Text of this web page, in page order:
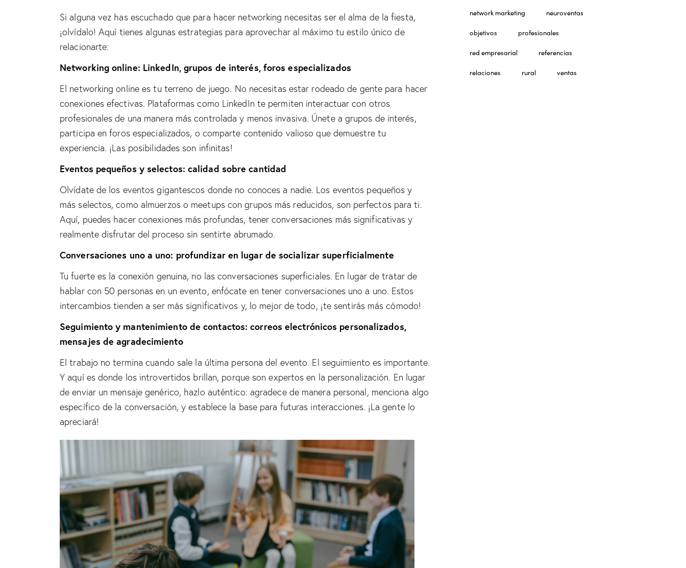
Si alguna vez has escuchado que para hacer networking necesitas ser el alma de la fiesta,
¡olvídalo! Aquí tienes algunas estrategias para aprovechar al máximo tu estilo único de
relacionarte:
Networking online: LinkedIn, grupos de interés, foros especializados
El networking online es tu terreno de juego. No necesitas estar rodeado de gente para hacer
conexiones efectivas. Plataformas como LinkedIn te permiten interactuar con otros
profesionales de una manera más controlada y menos invasiva. Únete a grupos de interés,
participa en foros especializados, o comparte contenido valioso que demuestre tu
experiencia. ¡Las posibilidades son infinitas!
Eventos pequeños y selectos: calidad sobre cantidad
Olvídate de los eventos gigantescos donde no conoces a nadie. Los eventos pequeños y
más selectos, como almuerzos o meetups con grupos más reducidos, son perfectos para ti.
Aquí, puedes hacer conexiones más profundas, tener conversaciones más significativas y
realmente disfrutar del proceso sin sentirte abrumado.
Conversaciones uno a uno: profundizar en lugar de socializar superficialmente
Tu fuerte es la conexión genuina, no las conversaciones superficiales. En lugar de tratar de
hablar con 50 personas en un evento, enfócate en tener conversaciones uno a uno. Estos
intercambios tienden a ser más significativos y, lo mejor de todo, ¡te sentirás más cómodo!
Seguimiento y mantenimiento de contactos: correos electrónicos personalizados,
mensajes de agradecimiento
El trabajo no termina cuando sale la última persona del evento. El seguimiento es importante.
Y aquí es donde los introvertidos brillan, porque son expertos en la personalización. En lugar
de enviar un mensaje genérico, hazlo auténtico: agradece de manera personal, menciona algo
específico de la conversación, y establece la base para futuras interacciones. ¡La gente lo
apreciará!
network marketing neuroventas
objetivos profesionales
red empresarial referencias
relaciones rural ventas